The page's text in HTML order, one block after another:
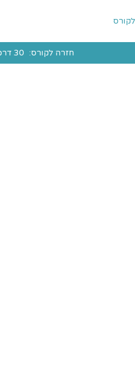
חזרה לקורס: 30 דרכים לגיוון הסולו שלך